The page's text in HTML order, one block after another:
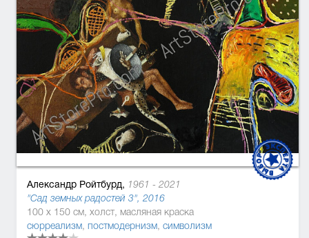
Александр Ройтбурд, 1961 - 2021
"Сад земных радостей 3", 2016
100 x 150 см, холст, масляная краска
сюрреализм, постмодернизм, символизм